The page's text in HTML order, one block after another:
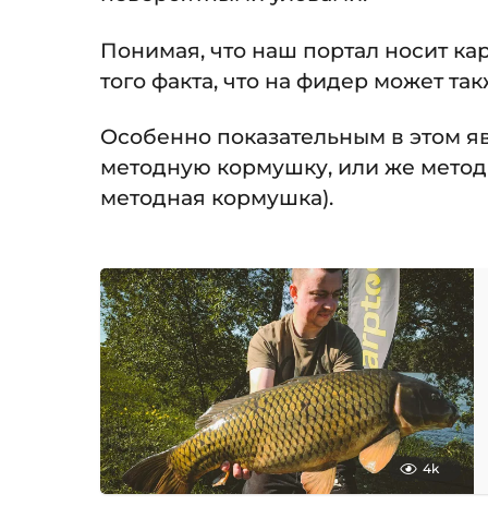
Понимая, что наш портал носит
того факта, что на фидер может
Особенно показательным в этом
методную кормушку, или же
методная кормушка).
4k